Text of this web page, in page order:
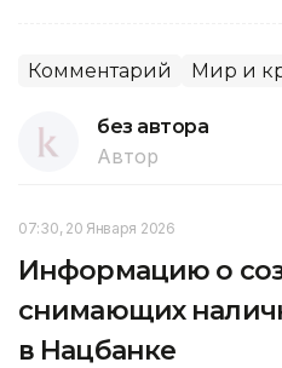
Комментарий Мир и
без автора
Автор
07:30, 20 Января 2026
Информацию о
снимающих
в Нацбанке